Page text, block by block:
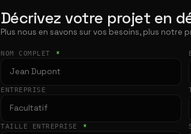
Décrivez votre projet en
Plus nous en savons sur vos besoins, plus notre
NOM COMPLET *
ENTREPRISE
TAILLE ENTREPRISE *